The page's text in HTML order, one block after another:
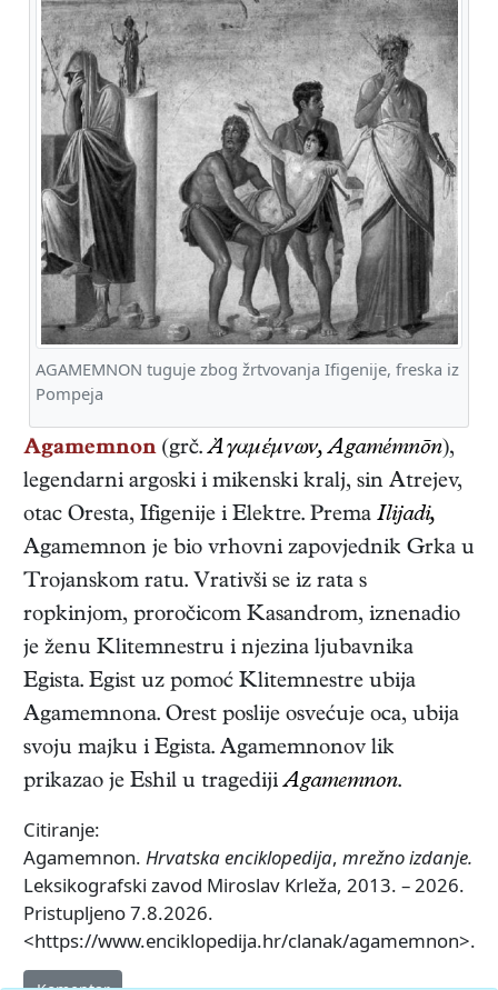
AGAMEMNON tuguje zbog žrtvovanja Ifigenije, freska iz
Pompeja
Agamemnon (grč.Ἀγαμέμνων, Agamémnōn),
legendarni argoski i mikenski kralj, sin Atrejev,
otac Oresta, Ifigenije i Elektre. Prema Ilijadi,
Agamemnon je bio vrhovni zapovjednik Grka u
Trojanskom ratu. Vrativši se iz rata s
ropkinjom, proročicom Kasandrom, iznenadio
je ženu Klitemnestru i njezina ljubavnika
Egista. Egist uz pomoć Klitemnestre ubija
Agamemnona. Orest poslije osvećuje oca, ubija
svoju majku i Egista. Agamemnonov lik
prikazao je Eshil u tragedijiAgamemnon.
Citiranje:
Agamemnon. Hrvatska enciklopedija, mrežno izdanje.
Leksikografski zavod Miroslav Krleža, 2013. – 2026.
Pristupljeno 7.8.2026.
<https://www.enciklopedija.hr/clanak/agamemnon>.